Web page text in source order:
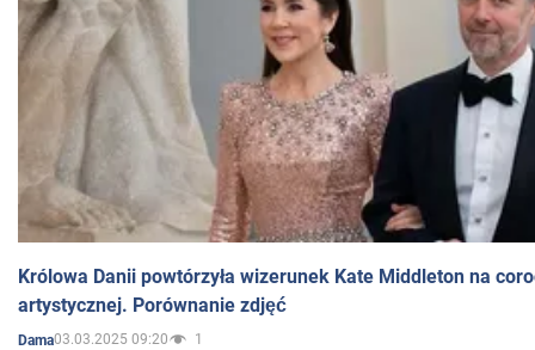
Królowa Danii powtórzyła wizerunek Kate Middleton na
artystycznej. Porównanie zdjęć
Dama03.03.2025 09:20 1